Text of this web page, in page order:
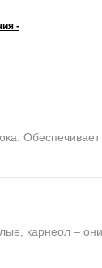
-
карнеол –